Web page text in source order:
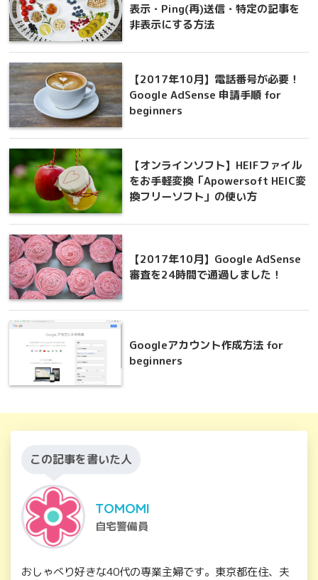
表示・Ping(再)送信・特定の記事を
非表示にする方法
【2017年10月】電話番号が必要！
Google AdSense 申請手順 for
beginners
【オンラインソフト】HEIFファイル
をお手軽変換「Apowersoft HEIC変
換フリーソフト」の使い方
【2017年10月】Google AdSense
審査を24時間で通過しました！
Googleアカウント作成方法 for
beginners
この記事を書いた人
TOMOMI
自宅警備員
おしゃべり好きな40代の専業主婦です。東京都在住、夫